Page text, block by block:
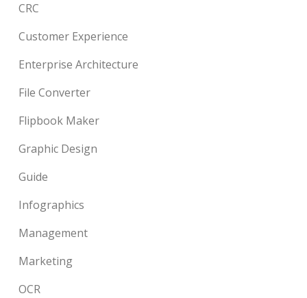
CRC
Customer Experience
Enterprise Architecture
File Converter
Flipbook Maker
Graphic Design
Guide
Infographics
Management
Marketing
OCR